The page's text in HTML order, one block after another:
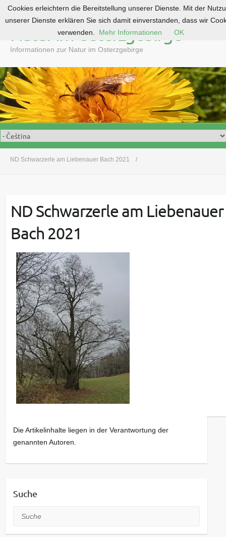
o
c
o
n
t
e
n
Natur im Osterzgebirge
Informationen zur Natur im Osterzgebirge
ND Schwarzerle am Liebenauer Bach 2021
ND Schwarzerle am Liebenauer
Bach 2021
Die Artikelinhalte liegen in der Verantwortung der
genannten Autoren.
Suche
Suche
Cookies erleichtern die Bereitstellung unserer Dienste. Mit der
unserer Dienste erklären Sie sich damit einverstanden, dass wir
verwenden.
Mehr Informationen OK